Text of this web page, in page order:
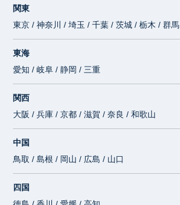
関東
東京 / 神奈川 / 埼玉 / 千葉 / 茨城 / 栃木 / 群馬
東海
愛知 / 岐阜 / 静岡 / 三重
関西
大阪 / 兵庫 / 京都 / 滋賀 / 奈良 / 和歌山
中国
鳥取 / 島根 / 岡山 / 広島 / 山口
四国